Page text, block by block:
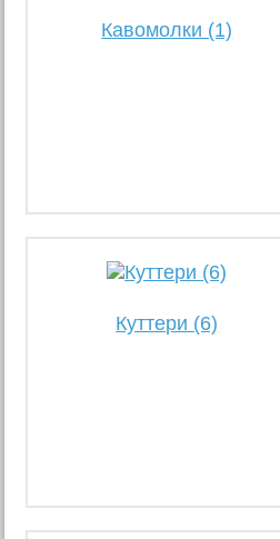
Кавомолки (1)
Куттери (6)